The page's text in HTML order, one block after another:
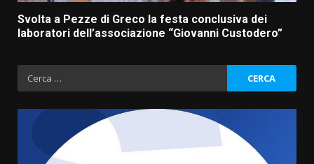
Svolta a Pezze di Greco la festa conclusiva dei
laboratori dell’associazione “Giovanni Custodero”
Ricerca
per: